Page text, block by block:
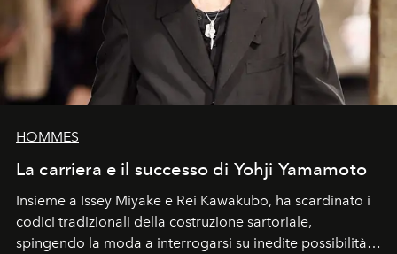
HOMMES
La carriera e il successo di Yohji Yamamoto
Insieme a Issey Miyake e Rei Kawakubo, ha scardinato i
codici tradizionali della costruzione sartoriale,
spingendo la moda a interrogarsi su inedite possibilità